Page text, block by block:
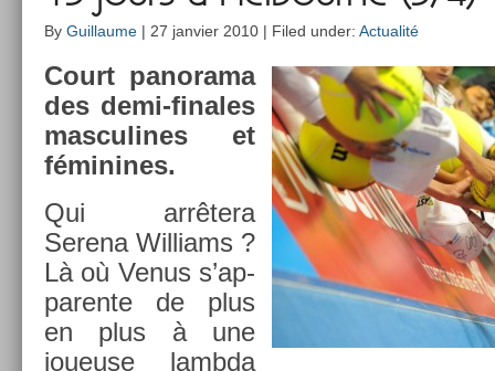
By Guillaume | 27 janvier 2010 | Filed under: Actualité
Court panorama
des demi-finales
mas­culines et
féminines.
Qui arrêtera
Serena Wil­liams ?
Là où Venus s’ap­
paren­te de plus
en plus à une
joueuse lambda